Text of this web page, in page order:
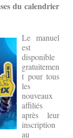
du calendrier
Le manuel
est
disponible
gratuitemen
t pour tous
les
nouveaux
affiliés
après leur
inscription
au